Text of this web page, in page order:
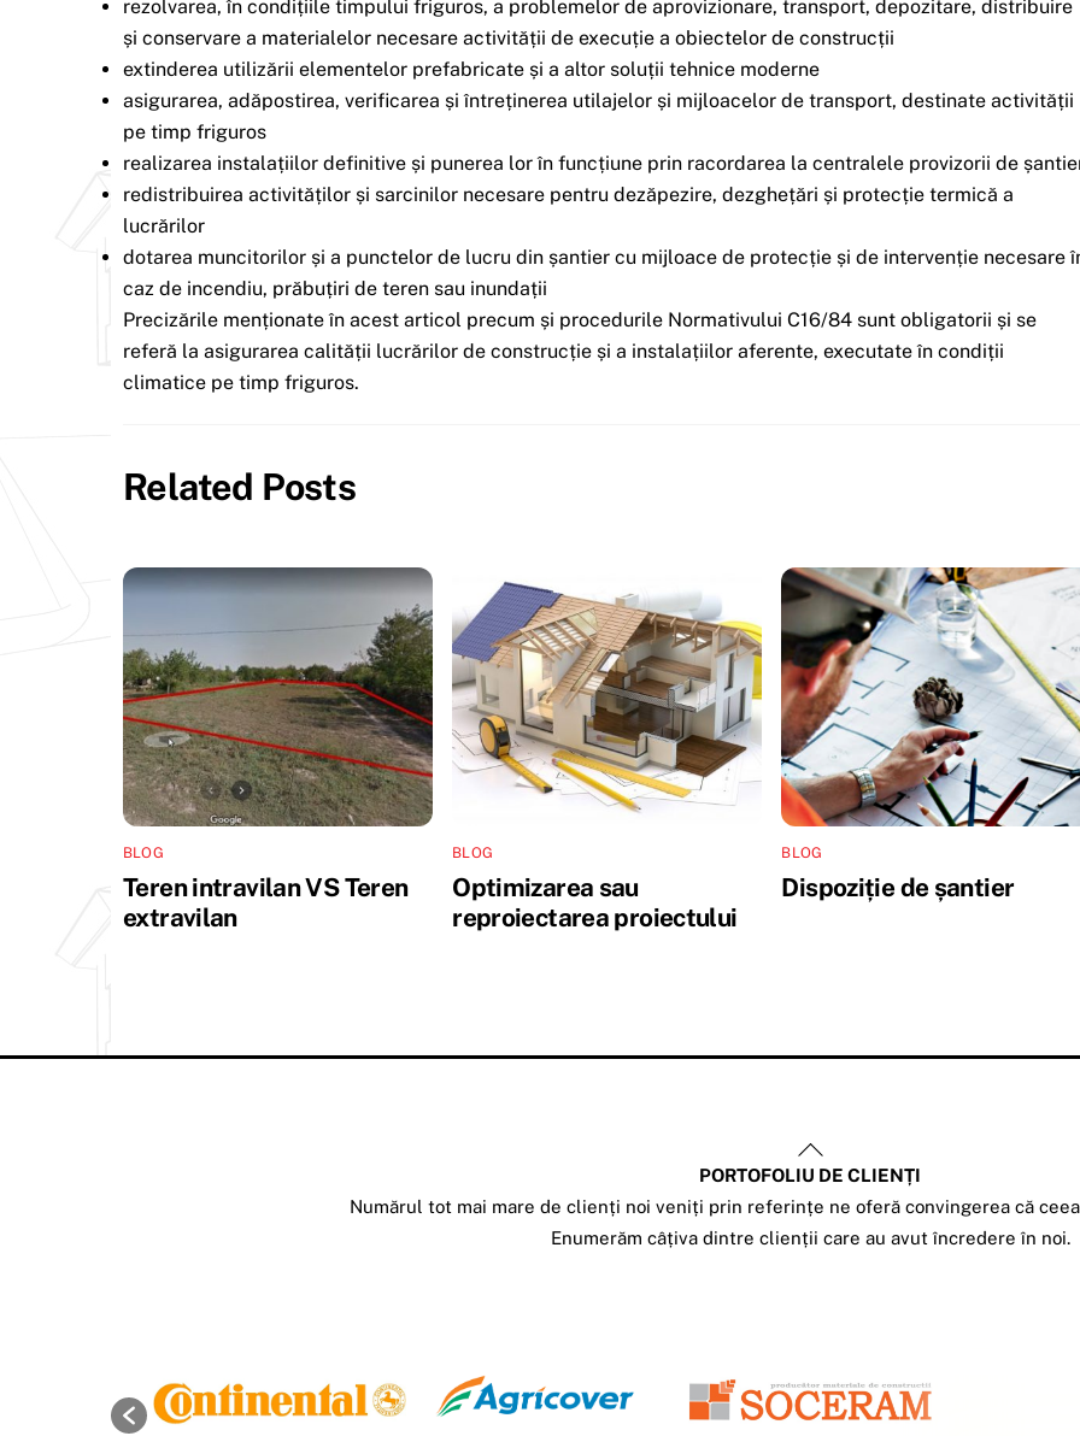
rezolvarea, în condițiile timpului friguros, a problemelor de aprovizionare, transport, depozitare, distribuire
și conservare a materialelor necesare activității de execuție a obiectelor de construcții
extinderea utilizării elementelor prefabricate și a altor soluții tehnice moderne
asigurarea, adăpostirea, verificarea și întreținerea utilajelor și mijloacelor de transport, destinate activității
pe timp friguros
realizarea instalațiilor definitive și punerea lor în funcțiune prin racordarea la centralele provizorii de
redistribuirea activităților și sarcinilor necesare pentru dezăpezire, dezghețări și protecție termică a
lucrărilor
dotarea muncitorilor și a punctelor de lucru din șantier cu mijloace de protecție și de intervenție necesare
caz de incendiu, prăbuțiri de teren sau inundații
Precizările menționate în acest articol precum și procedurile Normativului C16/84 sunt obligatorii și se
referă la asigurarea calității lucrărilor de construcție și a instalațiilor aferente, executate în condiții
climatice pe timp friguros.
Related Posts
BLOG
Teren intravilan VS Teren
extravilan
BLOG
Optimizarea sau
reproiectarea proiectului
BLOG
Dispoziție de șantier
Back
To
Top
PORTOFOLIU DE CLIENȚI
Numărul tot mai mare de clienți noi veniți prin referințe ne oferă convingerea că
Enumerăm câțiva dintre clienții care au avut încredere în noi.